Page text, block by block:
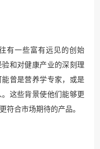
有一些富有远见的创始
和对健康产业的深刻理
曾是营养学专家，或是
这些背景使他们能够更
符合市场期待的产品。